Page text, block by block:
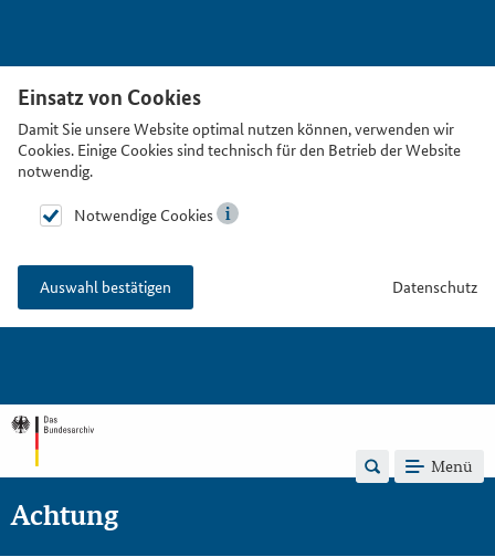
Einsatz von Cookies
Damit Sie unsere Website optimal nutzen können, verwenden wir
Cookies. Einige Cookies sind technisch für den Betrieb der Website
notwendig.
Notwendige Cookies
Auswahl bestätigen Datenschutz
Menü
Achtung